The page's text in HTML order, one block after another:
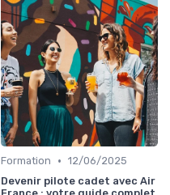
Formation • 12/06/2025
Devenir pilote cadet avec Air